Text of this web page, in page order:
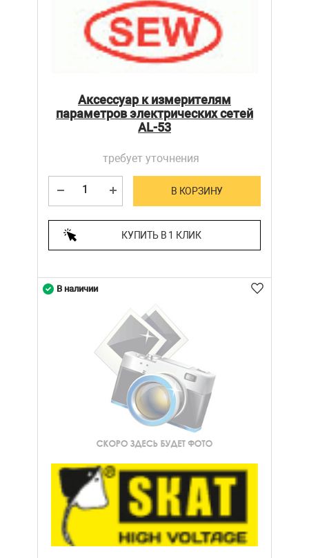
Аксессуар к измерителям
параметров электрических сетей
AL-53
требует уточнения
В КОРЗИНУ
КУПИТЬ В 1 КЛИК
В наличии